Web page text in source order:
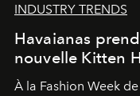
INDUSTRY TRENDS
Havaianas
nouvelle Kitten
À la Fashion Week